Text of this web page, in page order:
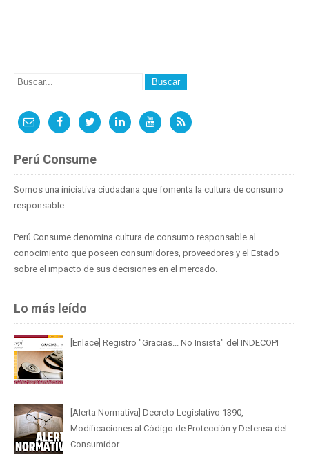
Perú Consume
Somos una iniciativa ciudadana que fomenta la cultura de consumo
responsable.
Perú Consume denomina cultura de consumo responsable al
conocimiento que poseen consumidores, proveedores y el Estado
sobre el impacto de sus decisiones en el mercado.
Lo más leído
[Enlace] Registro "Gracias... No Insista" del INDECOPI
[Alerta Normativa] Decreto Legislativo 1390,
Modificaciones al Código de Protección y Defensa del
Consumidor